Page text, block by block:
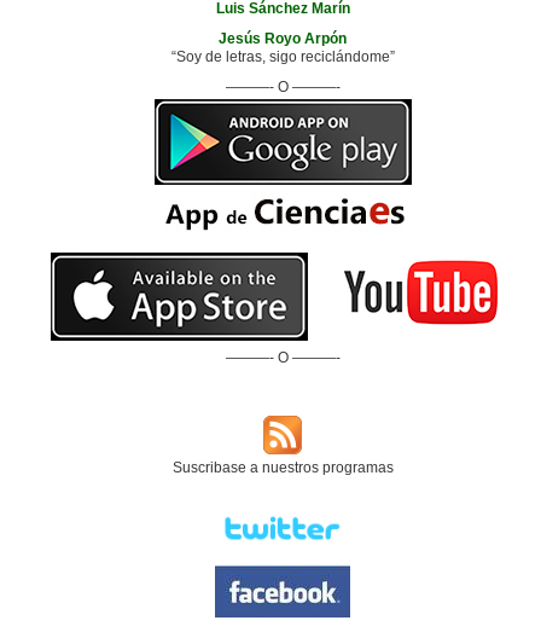
Luis Sánchez Marín
Jesús Royo Arpón
“Soy de letras, sigo reciclándome”
———- O ———-
———- O ———-
Suscribase a nuestros programas